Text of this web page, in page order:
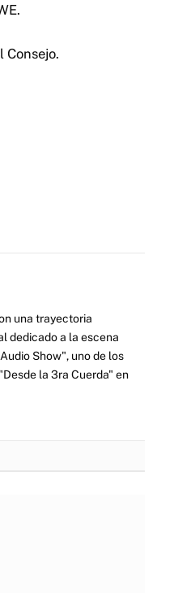
Consejo.
una trayectoria
dedicado a la escena
Show", uno de los
la 3ra Cuerda" en